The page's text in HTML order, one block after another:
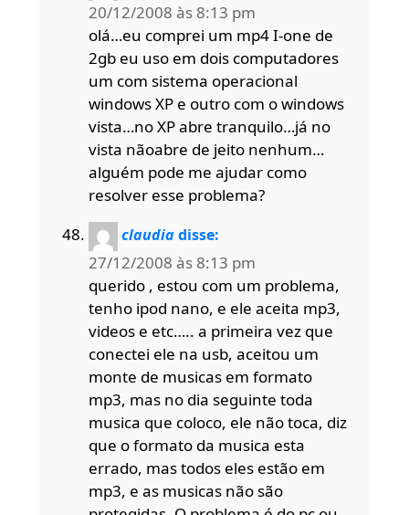
20/12/2008 às 8:13 pm
olá…eu comprei um mp4 I-one de
2gb eu uso em dois computadores
um com sistema operacional
windows XP e outro com o windows
vista…no XP abre tranquilo…já no
vista nãoabre de jeito nenhum…
alguém pode me ajudar como
resolver esse problema?
claudia disse:
27/12/2008 às 8:13 pm
querido , estou com um problema,
tenho ipod nano, e ele aceita mp3,
videos e etc….. a primeira vez que
conectei ele na usb, aceitou um
monte de musicas em formato
mp3, mas no dia seguinte toda
musica que coloco, ele não toca, diz
que o formato da musica esta
errado, mas todos eles estão em
mp3, e as musicas não são